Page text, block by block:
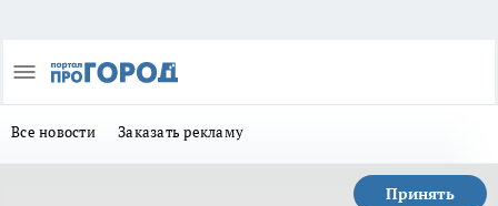
Все новости Заказать рекламу
Принять